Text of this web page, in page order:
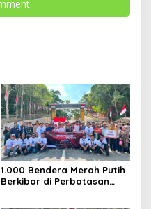
1.000 Bendera Merah Putih
Berkibar di Perbatasan